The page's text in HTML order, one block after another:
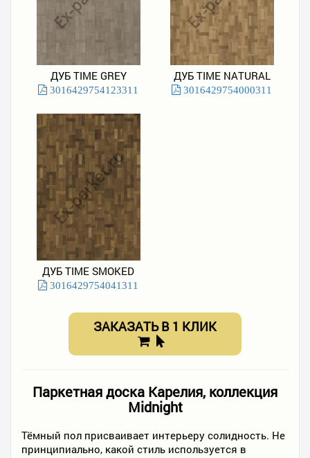
ДУБ TIME GREY
3016429754123311
ДУБ TIME NATURAL
3016429754000311
ДУБ TIME SMOKED
3016429754041311
ЗАКАЗАТЬ В 1 КЛИК
Паркетная доска Карелия, коллекция
Midnight
Тёмный пол присваивает интерьеру солидность. Не
принципиально, какой стиль используется в